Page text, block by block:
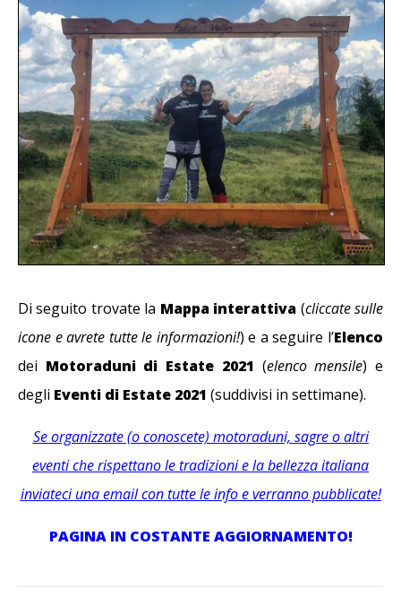
Di seguito trovate la Mappa interattiva (cliccate sulle
icone e avrete tutte le informazioni!) e a seguire l’Elenco
dei Motoraduni di Estate 2021 (elenco mensile) e
degli Eventi di Estate 2021 (suddivisi in settimane).
Se organizzate (o conoscete) motoraduni, sagre o altri
eventi che rispettano le tradizioni e la bellezza italiana
inviateci una email con tutte le info e verranno pubblicate!
PAGINA IN COSTANTE AGGIORNAMENTO!